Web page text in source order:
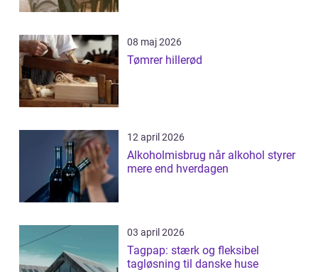
08 maj 2026
Tømrer hillerød
12 april 2026
Alkoholmisbrug når alkohol styrer
mere end hverdagen
03 april 2026
Tagpap: stærk og fleksibel
tagløsning til danske huse